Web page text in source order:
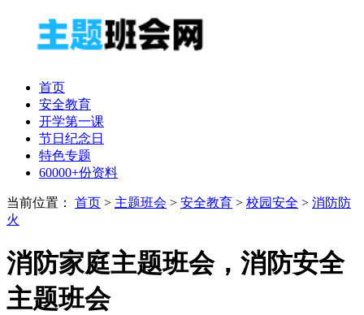
首页
安全教育
开学第一课
节日纪念日
特色专题
60000+份资料
当前位置： 首页 > 主题班会 > 安全教育 > 校园安全 > 消防防
火
消防家庭主题班会，消防安全
主题班会